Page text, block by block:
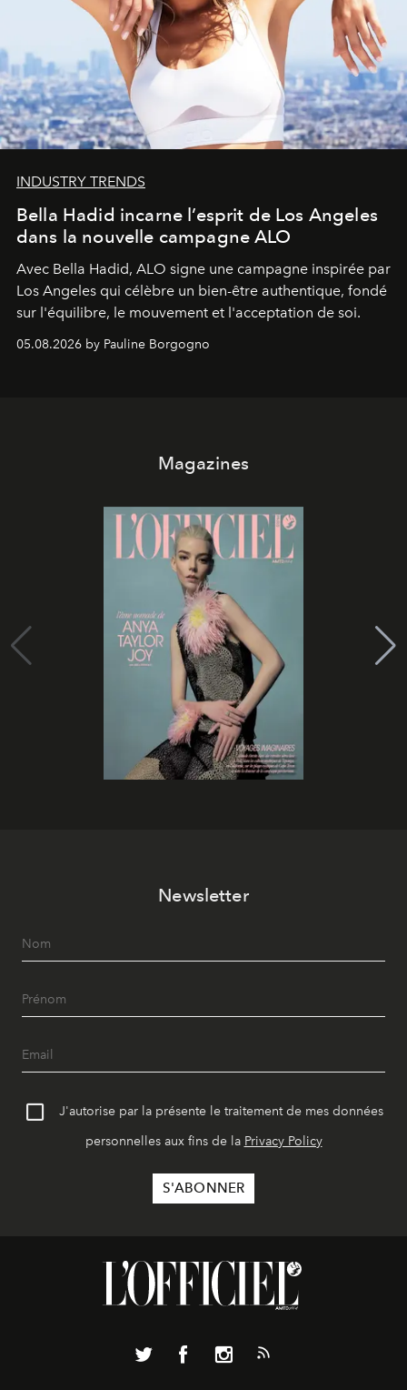
INDUSTRY TRENDS
Bella Hadid incarne l’esprit de Los Angeles
dans la nouvelle campagne ALO
Avec Bella Hadid, ALO signe une campagne inspirée par
Los Angeles qui célèbre un bien-être authentique, fondé
sur l'équilibre, le mouvement et l'acceptation de soi.
05.08.2026 by Pauline Borgogno
Magazines
Newsletter
J'autorise par la présente le traitement de mes données
personnelles aux fins de la Privacy Policy